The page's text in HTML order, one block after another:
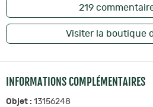
219
Visiter la boutique
INFORMATIONS COMPLÉMENTAIRES
Objet : 13156248